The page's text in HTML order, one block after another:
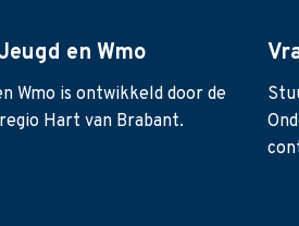
en Wmo
Wmo is ontwikkeld door de
Hart van Brabant.